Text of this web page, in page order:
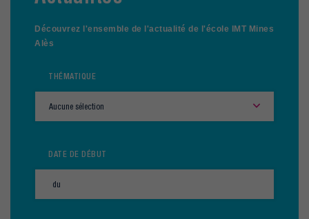
Découvrez l'ensemble de l'actualité de l'école IMT Mines
Alès
THÉMATIQUE
Aucune sélection
DATE DE DÉBUT